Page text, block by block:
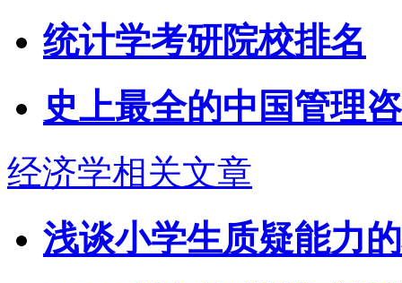
统计学考研院校排名
史上最全的中国管理
经济学相关文章
浅谈小学生质疑能力